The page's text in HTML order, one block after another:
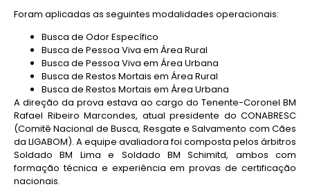
Foram aplicadas as seguintes modalidades operacionais:
Busca de Odor Específico
Busca de Pessoa Viva em Área Rural
Busca de Pessoa Viva em Área Urbana
Busca de Restos Mortais em Área Rural
Busca de Restos Mortais em Área Urbana
A direção da prova estava ao cargo do Tenente-Coronel BM
Rafael Ribeiro Marcondes, atual presidente do CONABRESC
(Comitê Nacional de Busca, Resgate e Salvamento com Cães
da LIGABOM). A equipe avaliadora foi composta pelos árbitros
Soldado BM Lima e Soldado BM Schimitd, ambos com
formação técnica e experiência em provas de certificação
nacionais.